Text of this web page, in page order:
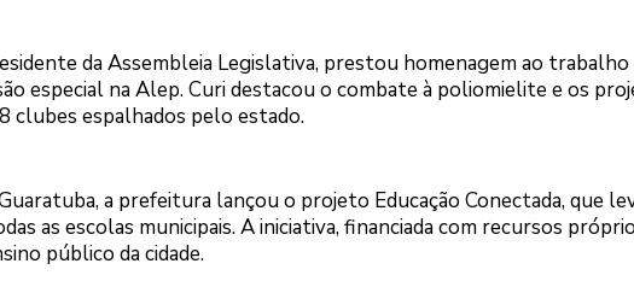
da Assembleia Legislativa, prestou homenagem ao trabalho
especial na Alep. Curi destacou o combate à poliomielite e os
clubes espalhados pelo estado.
a prefeitura lançou o projeto Educação Conectada, que
as escolas municipais. A iniciativa, financiada com recursos
público da cidade.